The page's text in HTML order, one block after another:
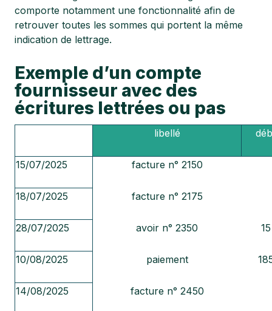
comporte notamment une fonctionnalité afin de
retrouver toutes les sommes qui portent la même
indication de lettrage.
Exemple d’un compte
fournisseur avec des
écritures lettrées ou pas
libellé
15/07/2025 facture n° 2150
18/07/2025 facture n° 2175
28/07/2025 avoir n° 2350 15
10/08/2025 paiement
14/08/2025 facture n° 2450